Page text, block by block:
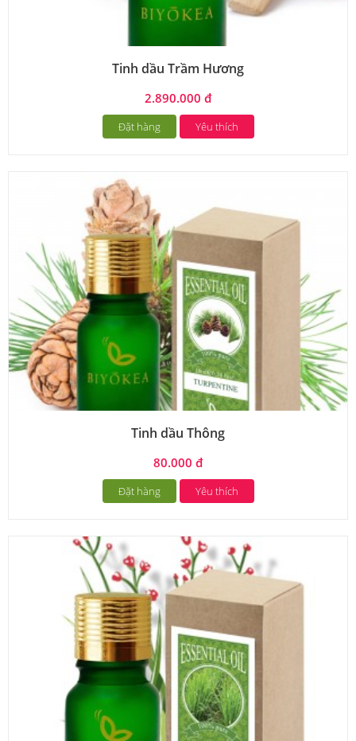
Tinh dầu Trầm Hương
2.890.000 đ
Đặt hàng Yêu thích
Tinh dầu Thông
80.000 đ
Đặt hàng Yêu thích